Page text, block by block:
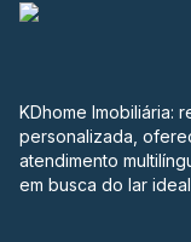
KDhome Imobiliária:
personalizada,
atendimento
em busca do lar